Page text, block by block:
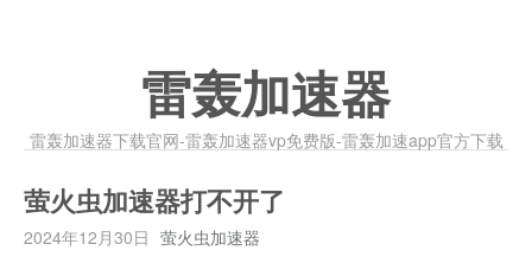
雷轰加速器
雷轰加速器下载官网-雷轰加速器vp免费版-雷轰加速app官方下载
萤火虫加速器打不开了
2024年12月30日 萤火虫加速器